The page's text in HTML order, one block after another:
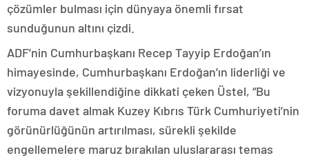
çözümler bulması için dünyaya önemli fırsat
sunduğunun altını çizdi.
ADF’nin Cumhurbaşkanı Recep Tayyip Erdoğan’ın
himayesinde, Cumhurbaşkanı Erdoğan’ın liderliği ve
vizyonuyla şekillendiğine dikkati çeken Üstel, “Bu
foruma davet almak Kuzey Kıbrıs Türk Cumhuriyeti’nin
görünürlüğünün artırılması, sürekli şekilde
engellemelere maruz bırakılan uluslararası temas